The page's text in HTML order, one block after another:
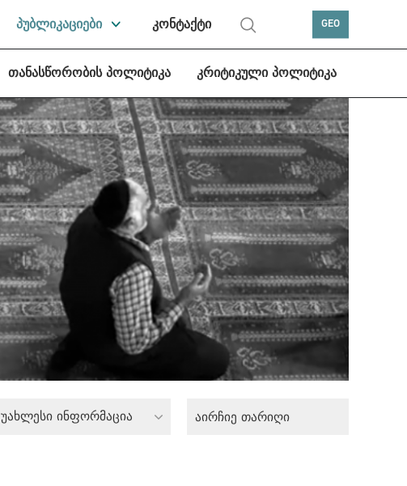
პუბლიკაციები კონტაქტი GEO
თანასწორობის პოლიტიკა კრიტიკული პოლიტიკა
უახლესი ინფორმაცია